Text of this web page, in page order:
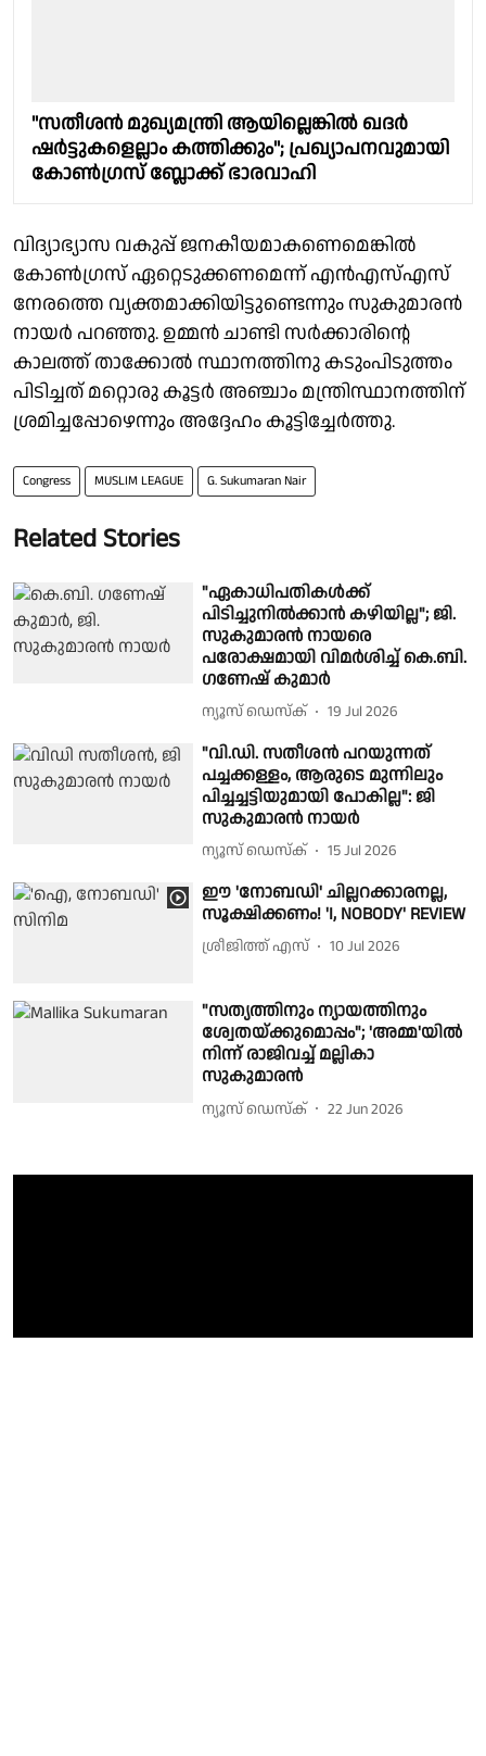
"സതീശൻ മുഖ്യമന്ത്രി ആയില്ലെങ്കില്‍ ഖദര്‍
ഷര്‍ട്ടുകളെല്ലാം കത്തിക്കും"; പ്രഖ്യാപനവുമായി
കോൺഗ്രസ് ബ്ലോക്ക് ഭാരവാഹി
വിദ്യാഭ്യാസ വകുപ്പ് ജനകീയമാകണെമെങ്കിൽ
കോൺഗ്രസ് ഏറ്റെടുക്കണമെന്ന് എൻഎസ്എസ്
നേരത്തെ വ്യക്തമാക്കിയിട്ടുണ്ടെന്നും സുകുമാരൻ
നായർ പറഞ്ഞു. ഉമ്മൻ ചാണ്ടി സർക്കാരിൻ്റെ
കാലത്ത് താക്കോൽ സ്ഥാനത്തിനു കടുംപിടുത്തം
പിടിച്ചത് മറ്റൊരു കൂട്ടർ അഞ്ചാം മന്ത്രിസ്ഥാനത്തിന്
ശ്രമിച്ചപ്പോഴെന്നും അദ്ദേഹം കൂട്ടിച്ചേർത്തു.
Congress MUSLIM LEAGUE G. Sukumaran Nair
Related Stories
"ഏകാധിപതികൾക്ക്
പിടിച്ചുനിൽക്കാൻ കഴിയില്ല"; ജി.
സുകുമാരൻ നായരെ
പരോക്ഷമായി വിമർശിച്ച് കെ.ബി.
ഗണേഷ് കുമാർ
ന്യൂസ് ഡെസ്ക് 19 Jul 2026
"വി.ഡി. സതീശൻ പറയുന്നത്
പച്ചക്കള്ളം, ആരുടെ മുന്നിലും
പിച്ചച്ചട്ടിയുമായി പോകില്ല": ജി
സുകുമാരൻ നായർ
ന്യൂസ് ഡെസ്ക് 15 Jul 2026
ഈ 'നോബഡി' ചില്ലറക്കാരനല്ല,
സൂക്ഷിക്കണം! 'I, NOBODY' REVIEW
ശ്രീജിത്ത് എസ് 10 Jul 2026
"സത്യത്തിനും ന്യായത്തിനും
ശ്വേതയ്ക്കുമൊപ്പം"; 'അമ്മ'യിൽ
നിന്ന് രാജിവച്ച് മല്ലികാ
സുകുമാരൻ
ന്യൂസ് ഡെസ്ക് 22 Jun 2026